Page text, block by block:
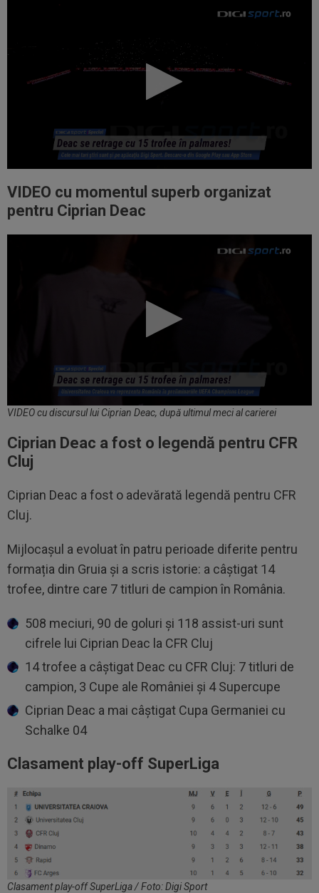
VIDEO cu momentul superb organizat
pentru Ciprian Deac
VIDEO cu discursul lui Ciprian Deac, după ultimul meci al carierei
Ciprian Deac a fost o legendă pentru CFR
Cluj
Ciprian Deac a fost o adevărată legendă pentru CFR
Cluj.
Mijlocașul a evoluat în patru perioade diferite pentru
formația din Gruia și a scris istorie: a câștigat 14
trofee, dintre care 7 titluri de campion în România.
508 meciuri, 90 de goluri și 118 assist-uri sunt
cifrele lui Ciprian Deac la CFR Cluj
14 trofee a câștigat Deac cu CFR Cluj: 7 titluri de
campion, 3 Cupe ale României și 4 Supercupe
Ciprian Deac a mai câștigat Cupa Germaniei cu
Schalke 04
Clasament play-off SuperLiga
Clasament play-off SuperLiga / Foto: Digi Sport